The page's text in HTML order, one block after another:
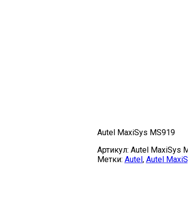
Autel MaxiSys MS919
Артикул: Autel MaxiSys
Метки: Autel, Autel